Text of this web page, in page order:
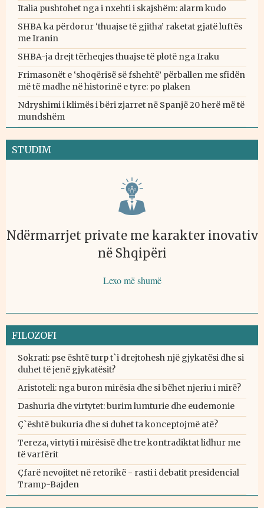
Italia pushtohet nga i nxehti i skajshëm: alarm kudo
SHBA ka përdorur ‘thuajse të gjitha’ raketat gjatë luftës
me Iranin
SHBA-ja drejt tërheqjes thuajse të plotë nga Iraku
Frimasonët e ‘shoqërisë së fshehtë’ përballen me sfidën
më të madhe në historinë e tyre: po plaken
Ndryshimi i klimës i bëri zjarret në Spanjë 20 herë më të
mundshëm
STUDIM
Ndërmarrjet private me karakter inovativ
në Shqipëri
Lexo më shumë
FILOZOFI
Sokrati: pse është turp t`i drejtohesh një gjykatësi dhe si
duhet të jenë gjykatësit?
Aristoteli: nga buron mirësia dhe si bëhet njeriu i mirë?
Dashuria dhe virtytet: burim lumturie dhe eudemonie
Ç`është bukuria dhe si duhet ta konceptojmë atë?
Tereza, virtyti i mirësisë dhe tre kontradiktat lidhur me
të varfërit
Çfarë nevojitet në retorikë - rasti i debatit presidencial
Tramp-Bajden